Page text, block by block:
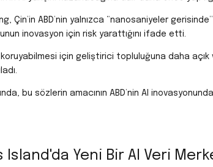
Çin’in ABD’nin yalnızca “nanosaniyeler
inovasyon için risk yarattığını ifade etti.
koruyabilmesi için geliştirici topluluğuna daha
bu sözlerin amacının ABD’nin AI
Yeni Bir AI Veri